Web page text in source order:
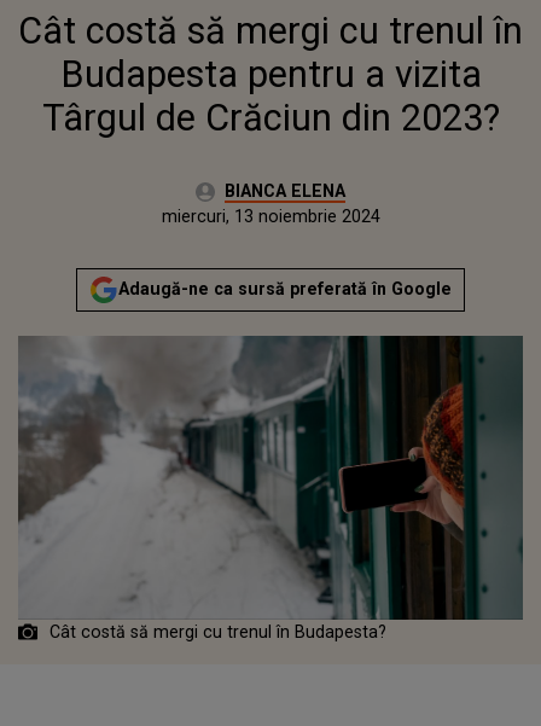
BUDAPESTA PENTRU A VIZITA TÂRGUL DE
CRĂCIUN DIN 2023?
Cât costă să mergi cu trenul în
Budapesta pentru a vizita
Târgul de Crăciun din 2023?
Autor:BIANCA ELENA
luni, 13 noiembrie 2023Actualizat:
miercuri, 13 noiembrie 2024
Adaugă-ne ca sursă preferată în Google
Cât costă să mergi cu trenul în Budapesta?